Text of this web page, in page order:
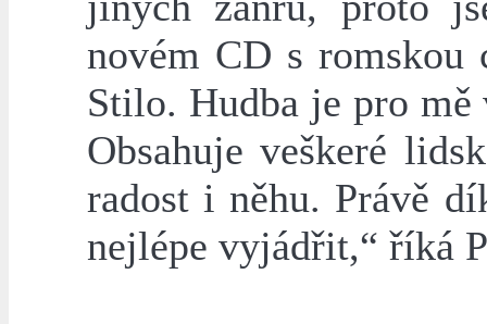
novém CD s romskou
Stilo. Hudba je pro
Obsahuje veškeré
radost i něhu. Právě
nejlépe vyjádřit,“ říká